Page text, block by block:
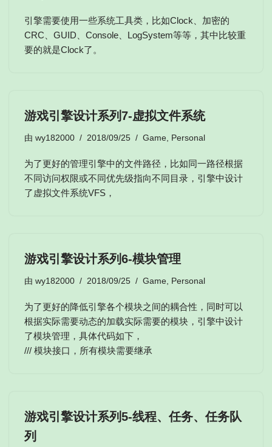
引擎需要使用一些系统工具类，比如Clock、加密的
CRC、GUID、Console、LogSystem等等，其中比较重
要的就是Clock了。
游戏引擎设计系列7-虚拟文件系统
由 wy182000 2018/09/25 Game, Personal
为了更好的管理引擎中的文件路径，比如同一路径根据
不同访问权限或不同优先级指向不同目录，引擎中设计
了虚拟文件系统VFS，
游戏引擎设计系列6-模块管理
由 wy182000 2018/09/25 Game, Personal
为了更好的降低引擎各个模块之间的耦合性，同时可以
根据实际需要动态的加载实际需要的模块，引擎中设计
了模块管理，具体代码如下，
/// 模块接口，所有模块需要继承
游戏引擎设计系列5-线程、任务、任务队
列